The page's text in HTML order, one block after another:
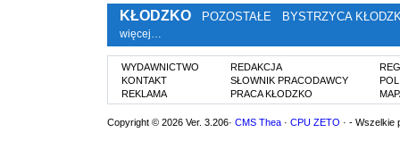
KŁODZKO POZOSTAŁE BYSTRZYCA
więcej…
WYDAWNICTWO
KONTAKT
REKLAMA
REDAKCJA
SŁOWNIK PRACODAWCY
PRACA KŁODZKO
Copyright © 2026 Ver. 3.206· CMS Thea · CPU ZETO · - Wszelkie